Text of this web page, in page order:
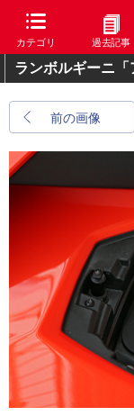
カテゴリ 過去記事
ランボルギーニ「
前の画像